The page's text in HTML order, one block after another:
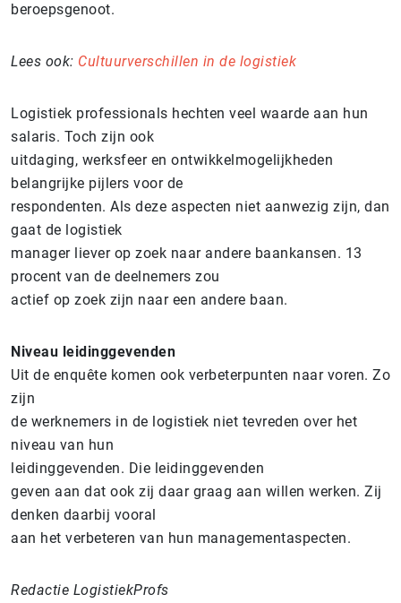
beroepsgenoot.
Lees ook: Cultuurverschillen in de logistiek
Logistiek professionals hechten veel waarde aan hun
salaris. Toch zijn ook
uitdaging, werksfeer en ontwikkelmogelijkheden
belangrijke pijlers voor de
respondenten. Als deze aspecten niet aanwezig zijn, dan
gaat de logistiek
manager liever op zoek naar andere baankansen. 13
procent van de deelnemers zou
actief op zoek zijn naar een andere baan.
Niveau leidinggevenden
Uit de enquête komen ook verbeterpunten naar voren. Zo
zijn
de werknemers in de logistiek niet tevreden over het
niveau van hun
leidinggevenden. Die leidinggevenden
geven aan dat ook zij daar graag aan willen werken. Zij
denken daarbij vooral
aan het verbeteren van hun managementaspecten.
Redactie LogistiekProfs